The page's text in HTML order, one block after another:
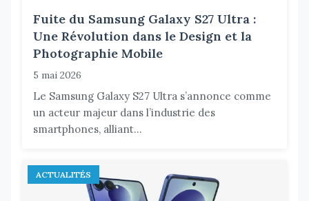
Fuite du Samsung Galaxy S27 Ultra :
Une Révolution dans le Design et la
Photographie Mobile
5 mai 2026
Le Samsung Galaxy S27 Ultra s’annonce comme
un acteur majeur dans l’industrie des
smartphones, alliant...
ACTUALITÉS